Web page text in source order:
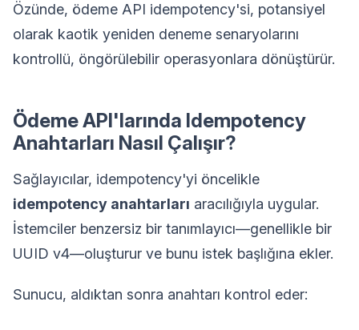
Özünde, ödeme API idempotency'si, potansiyel
olarak kaotik yeniden deneme senaryolarını
kontrollü, öngörülebilir operasyonlara dönüştürür.
Ödeme API'larında Idempotency
Anahtarları Nasıl Çalışır?
Sağlayıcılar, idempotency'yi öncelikle
idempotency anahtarları aracılığıyla uygular.
İstemciler benzersiz bir tanımlayıcı—genellikle bir
UUID v4—oluşturur ve bunu istek başlığına ekler.
Sunucu, aldıktan sonra anahtarı kontrol eder: